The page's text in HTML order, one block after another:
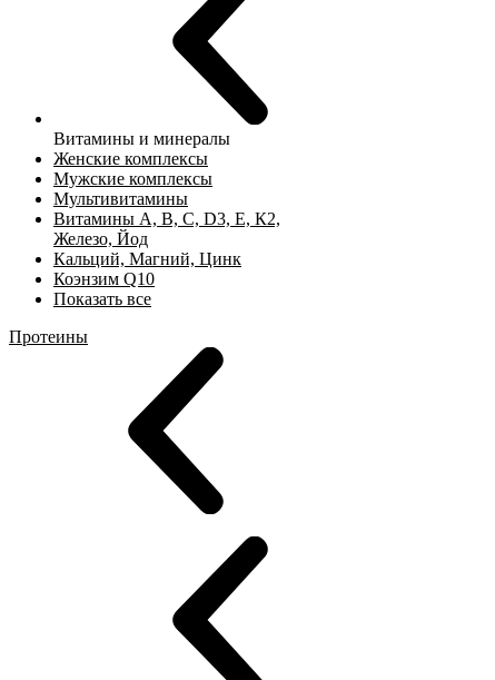
Витамины и минералы
Женские комплексы
Мужские комплексы
Мультивитамины
Витамины А, B, C, D3, Е, К2,
Железо, Йод
Кальций, Магний, Цинк
Коэнзим Q10
Показать все
Протеины